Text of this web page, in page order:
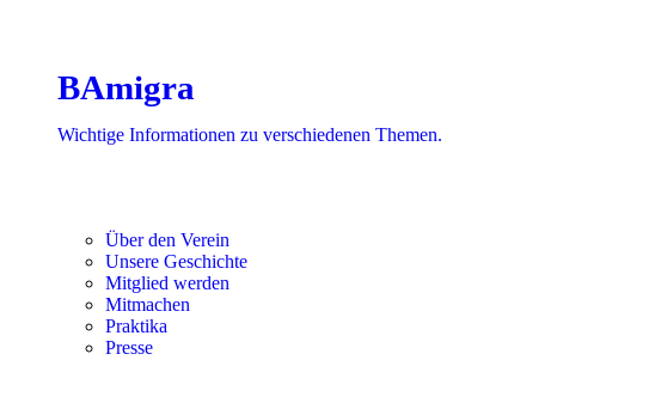
BAmigra
Wichtige Informationen zu verschiedenen Themen.
Über den Verein
Unsere Geschichte
Mitglied werden
Mitmachen
Praktika
Presse